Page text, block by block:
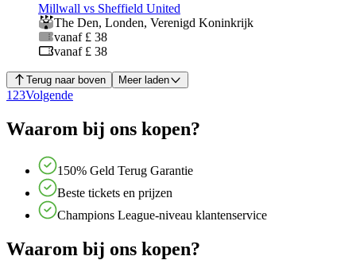
Millwall vs Sheffield United
The Den, Londen, Verenigd Koninkrijk
vanaf £ 38
vanaf £ 38
Terug naar boven Meer laden
1 23Volgende
Waarom bij ons kopen?
150% Geld Terug Garantie
Beste tickets en prijzen
Champions League-niveau klantenservice
Waarom bij ons kopen?